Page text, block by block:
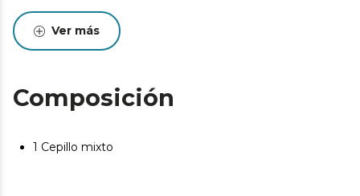
Ver más
Composición
1 Cepillo mixto